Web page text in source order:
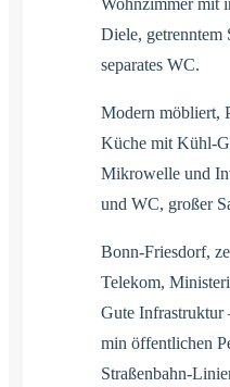
Diele, getrenntem
separates WC.
Modern möbliert,
Küche mit Kühl-
Mikrowelle und
und WC, großer
Bonn-Friesdorf,
Telekom,
Gute Infrastruktur
min öffentlichen
Straßenbahn-